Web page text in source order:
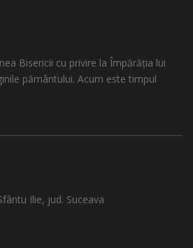
Bisericii cu privire la Împărăția lui
pământului. Acum este timpul
Ilie, jud. Suceava